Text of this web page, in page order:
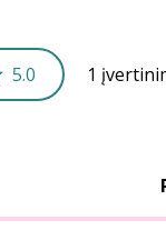
5.0 1